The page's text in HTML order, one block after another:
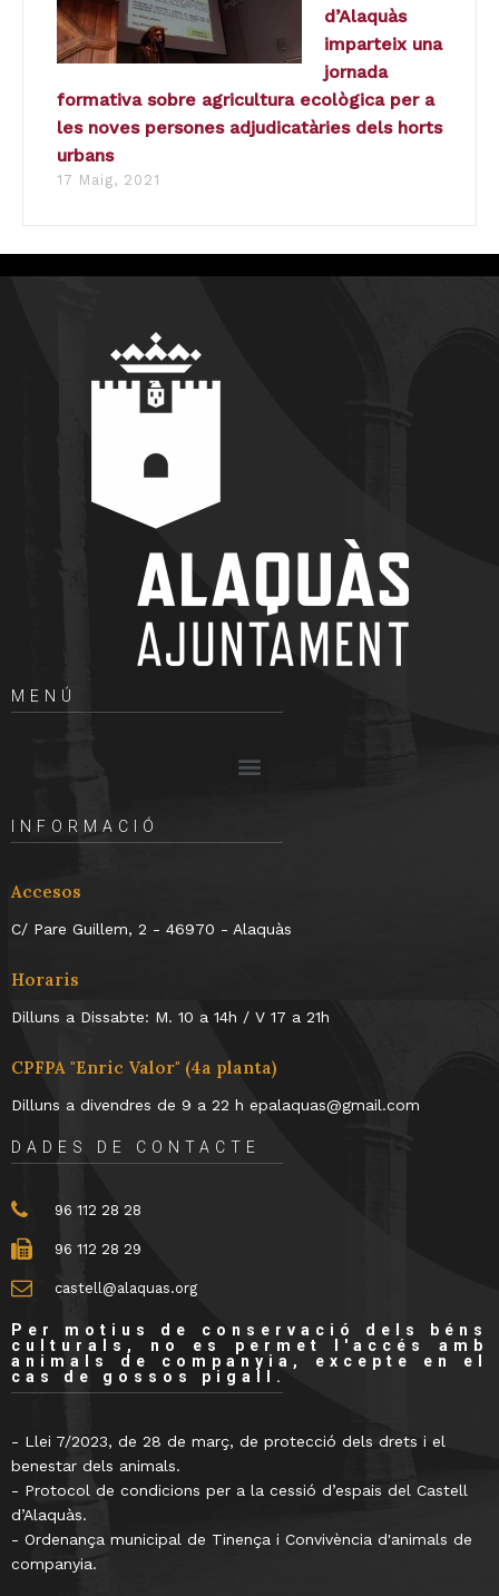
d’Alaquàs
imparteix una
jornada
formativa sobre agricultura ecològica per a
les noves persones adjudicatàries dels horts
urbans
17 Maig, 2021
MENÚ
INFORMACIÓ
Accesos
C/ Pare Guillem, 2 - 46970 - Alaquàs
Horaris
Dilluns a Dissabte: M. 10 a 14h / V 17 a 21h
CPFPA "Enric Valor" (4a planta)
Dilluns a divendres de 9 a 22 h epalaquas@gmail.com
DADES DE CONTACTE
96 112 28 28
96 112 28 29
castell@alaquas.org
Per motius de conservació dels béns
culturals, no es permet l'accés amb
animals de companyia, excepte en el
cas de gossos pigall.
- Llei 7/2023, de 28 de març, de protecció dels drets i el
benestar dels animals.
- Protocol de condicions per a la cessió d’espais del Castell
d’Alaquàs.
- Ordenança municipal de Tinença i Convivència d'animals de
companyia.